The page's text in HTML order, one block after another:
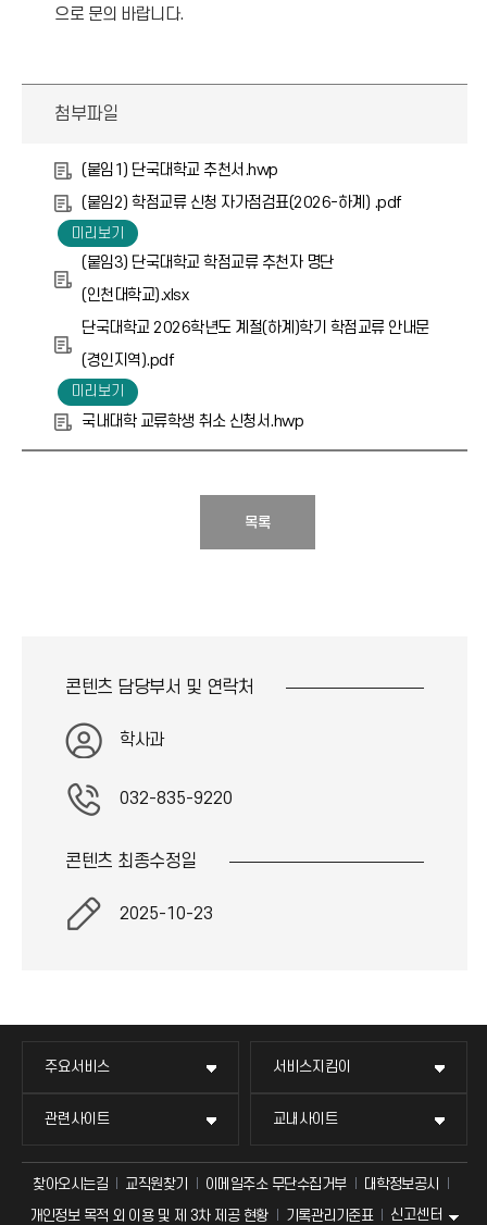
으로 문의 바랍니다.
첨부파일
(붙임1) 단국대학교 추천서.hwp
(붙임2) 학점교류 신청 자가점검표(2026-하계) .pdf
(붙임3) 단국대학교 학점교류 추천자 명단
(인천대학교).xlsx
단국대학교 2026학년도 계절(하계)학기 학점교류 안내문
(경인지역).pdf
국내대학 교류학생 취소 신청서.hwp
목록
콘텐츠 담당부서 및 연락처
학사과
032-835-9220
콘텐츠 최종수정일
2025-10-23
주요서비스 서비스지킴이
관련사이트 교내사이트
찾아오시는길 교직원찾기 이메일주소 무단수집거부
대학정보공시
개인정보 목적 외 이용 및 제 3차 제공 현황
기록관리기준표 신고센터